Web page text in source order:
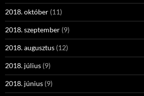
2018. október (11)
2018. szeptember (9)
2018. augusztus (12)
2018. július (9)
2018. június (9)